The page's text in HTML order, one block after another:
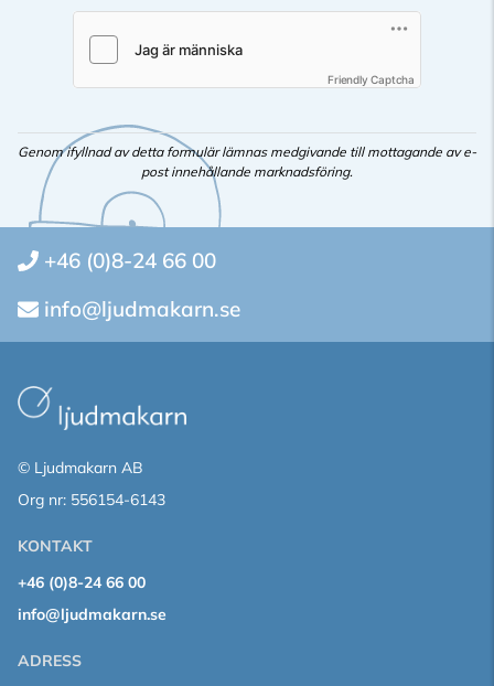
Friendly Captcha
Genom ifyllnad av detta formulär lämnas medgivande till mottagande av e-
post innehållande marknadsföring.
+46 (0)8-24 66 00
info@ljudmakarn.se
© Ljudmakarn AB
Org nr: 556154-6143
KONTAKT
+46 (0)8-24 66 00
info@ljudmakarn.se
ADRESS